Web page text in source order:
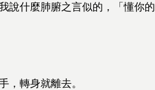
說什麼肺腑之言似的，「懂你的
，轉身就離去。